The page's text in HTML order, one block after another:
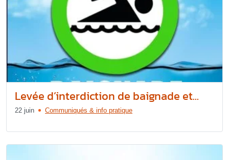
Levée d’interdiction de baignade et...
22 juin Communiqués & info pratique